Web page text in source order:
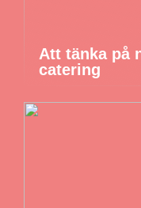
Att tänka på
catering